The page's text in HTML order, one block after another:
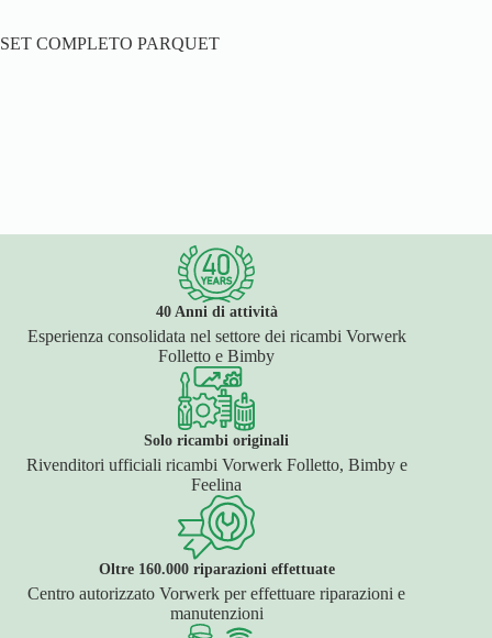
SET COMPLETO PARQUET
40 Anni di attività
Esperienza consolidata nel settore dei ricambi Vorwerk
Folletto e Bimby
Solo ricambi originali
Rivenditori ufficiali ricambi Vorwerk Folletto, Bimby e
Feelina
Oltre 160.000 riparazioni effettuate
Centro autorizzato Vorwerk per effettuare riparazioni e
manutenzioni